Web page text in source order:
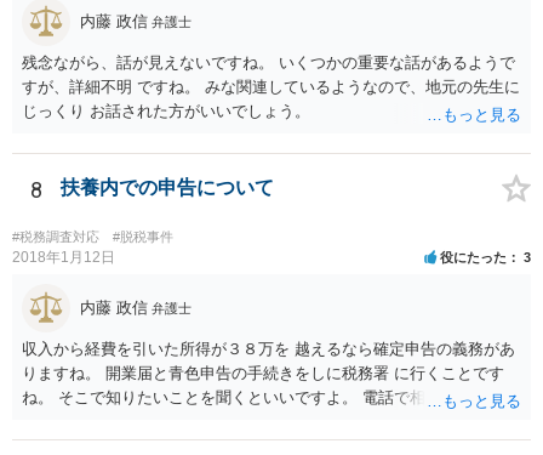
内藤 政信 弁護士
残念ながら、話が見えないですね。 いくつかの重要な話があるようで
すが、詳細不明 ですね。 みな関連しているようなので、地元の先生に
じっくり お話された方がいいでしょう。
8 扶養内での申告について
#税務調査対応 #脱税事件
2018年1月12日 役にたった 3
内藤 政信 弁護士
収入から経費を引いた所得が３８万を 越えるなら確定申告の義務があ
りますね。 開業届と青色申告の手続きをしに税務署 に行くことです
ね。 そこで知りたいことを聞くといいですよ。 電話で相談にいくこと